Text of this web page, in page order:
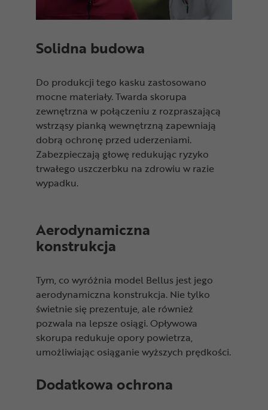
Solidna budowa
Do produkcji tego kasku zastosowano
mocne materiały. Twarda skorupa
zewnętrzna w połączeniu z rozpraszającą
wstrząsy pianką wewnętrzną zapewniają
dobrą ochronę przed uderzeniami.
Zabezpieczają głowę redukując ryzyko
trwałego uszczerbku na zdrowiu w razie
wypadku.
Aerodynamiczna
konstrukcja
Tym, co wyróżnia model Bellus jest jego
aerodynamiczna konstrukcja. Nie tylko
świetnie się prezentuje, ale również
pozwala na lepsze osiągi. Opływowa
skorupa redukuje opory powietrza,
umożliwiając osiąganie wyższych prędkości.
Dodatkowa ochrona